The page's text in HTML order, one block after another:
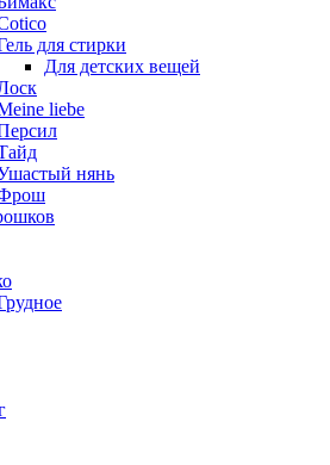
для стирки
Для детских вещей
liebe
нянь